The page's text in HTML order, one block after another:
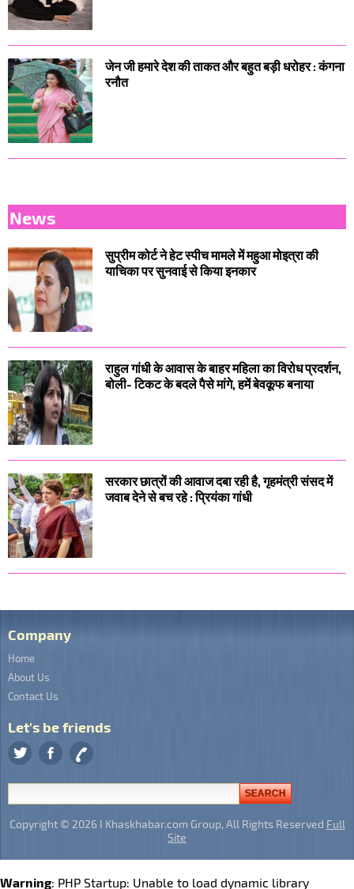
जेन जी हमारे देश की ताकत और बहुत बड़ी धरोहर : कंगना
रनौत
News
सुप्रीम कोर्ट ने हेट स्पीच मामले में महुआ मोइत्रा की
याचिका पर सुनवाई से किया इनकार
राहुल गांधी के आवास के बाहर महिला का विरोध प्रदर्शन,
बोली- टिकट के बदले पैसे मांगे, हमें बेवकूफ बनाया
सरकार छात्रों की आवाज दबा रही है, गृहमंत्री संसद में
जवाब देने से बच रहे : प्रियंका गांधी
Company
Home
About Us
Contact Us
Let's be friends
Copyright © 2026 I Khaskhabar.com Group, All Rights Reserved Full
Site
Warning: PHP Startup: Unable to load dynamic library